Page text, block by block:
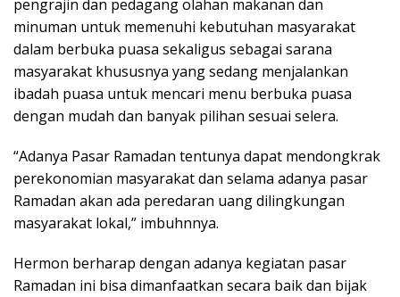
pengrajin dan pedagang olahan makanan dan
minuman untuk memenuhi kebutuhan masyarakat
dalam berbuka puasa sekaligus sebagai sarana
masyarakat khususnya yang sedang menjalankan
ibadah puasa untuk mencari menu berbuka puasa
dengan mudah dan banyak pilihan sesuai selera.
“Adanya Pasar Ramadan tentunya dapat mendongkrak
perekonomian masyarakat dan selama adanya pasar
Ramadan akan ada peredaran uang dilingkungan
masyarakat lokal,” imbuhnnya.
Hermon berharap dengan adanya kegiatan pasar
Ramadan ini bisa dimanfaatkan secara baik dan bijak